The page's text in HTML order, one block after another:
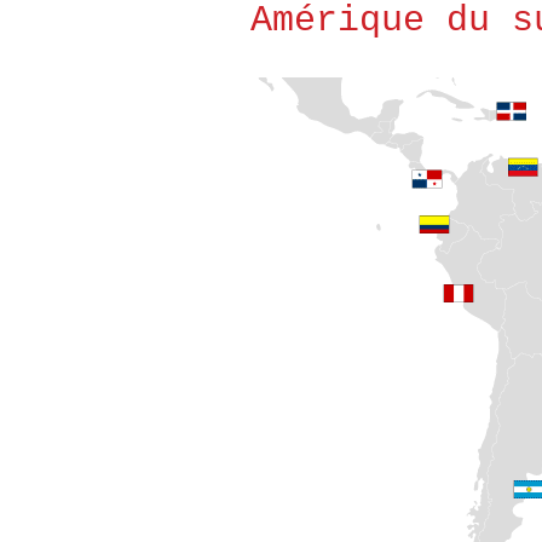
Amérique du